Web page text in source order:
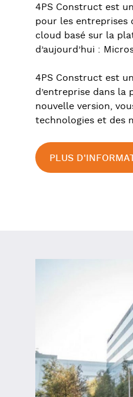
4PS Construct est
pour les entreprises
cloud basé sur la
d’aujourd’hui :
4PS Construct est
d’entreprise dans la
nouvelle version,
technologies et des
PLUS